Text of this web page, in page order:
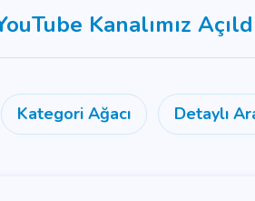
Kanalımız
Kategori Ağacı Detaylı